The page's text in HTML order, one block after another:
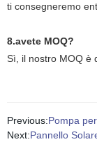
ti consegneremo
8.avete MOQ?
Sì, il nostro MOQ è
Previous:Pompa
Next:Pannello